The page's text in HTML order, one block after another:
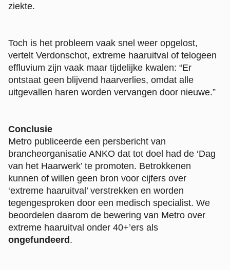
ziekte.
Toch is het probleem vaak snel weer opgelost,
vertelt Verdonschot, extreme haaruitval of telogeen
effluvium zijn vaak maar tijdelijke kwalen: “Er
ontstaat geen blijvend haarverlies, omdat alle
uitgevallen haren worden vervangen door nieuwe.”
Conclusie
Metro publiceerde een persbericht van
brancheorganisatie ANKO dat tot doel had de ‘Dag
van het Haarwerk’ te promoten. Betrokkenen
kunnen of willen geen bron voor cijfers over
‘extreme haaruitval’ verstrekken en worden
tegengesproken door een medisch specialist. We
beoordelen daarom de bewering van Metro over
extreme haaruitval onder 40+’ers als
ongefundeerd.